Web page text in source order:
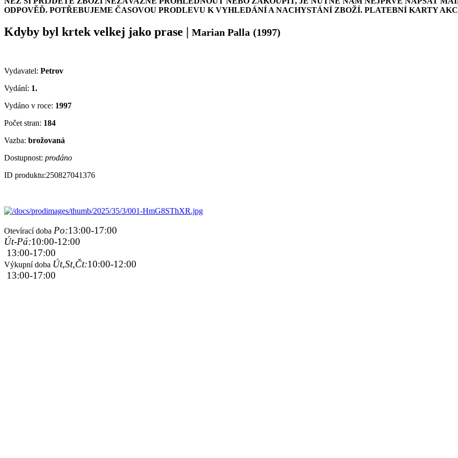
ODPOVĚĎ. POTŘEBUJEME ČASOVOU PRODLEVU K VYHLEDÁNÍ A NACHYSTÁNÍ ZBOŽÍ. PLATEBNÍ KARTY
Kdyby byl krtek velkej jako prase | Marian Palla (1997)
Vydavatel: Petrov
Vydání: 1.
Vydáno v roce: 1997
Počet stran: 184
Vazba: brožovaná
Dostupnost: prodáno
ID produktu:250827041376
Otevírací doba Po:13:00-17:00
Út-Pá:10:00-12:00
13:00-17:00
Výkupní doba Út,St,Čt:10:00-12:00
13:00-17:00